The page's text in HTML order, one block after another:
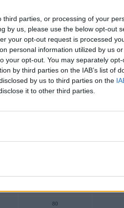
parties, or processing of your
by us, please use the below opt-out
your opt-out request is processed
personal information utilized by us
your opt-out. You may separately
by third parties on the IAB’s list of
by us to third parties on the
it to other third parties.
por Nivel de Cutiefly
Poder
20
---
60
80